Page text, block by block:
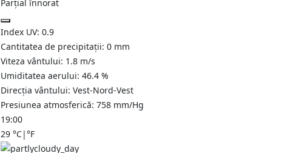
Parțial înnorat
Index UV: 0.9
Cantitatea de precipitații: 0 mm
Viteza vântului: 1.8 m/s
Umiditatea aerului: 46.4 %
Direcția vântului: Vest-Nord-Vest
Presiunea atmosferică: 758 mm/Hg
19:00
29 °C|°F